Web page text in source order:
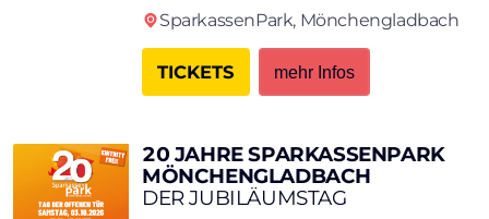
SparkassenPark, Mönchengladbach
TICKETS mehr Infos
20 JAHRE SPARKASSENPARK
MÖNCHENGLADBACH
DER JUBILÄUMSTAG